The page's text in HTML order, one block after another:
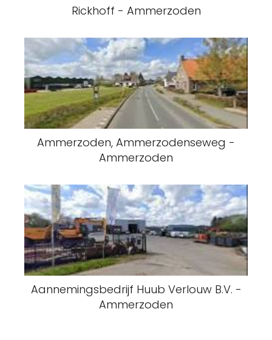
Rickhoff - Ammerzoden
Ammerzoden, Ammerzodenseweg -
Ammerzoden
Aannemingsbedrijf Huub Verlouw B.V. -
Ammerzoden